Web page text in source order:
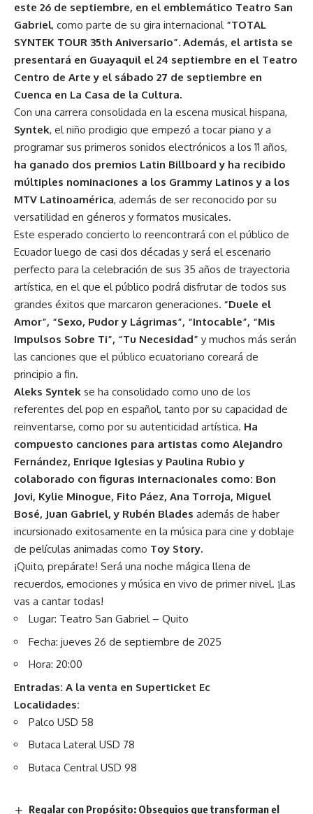
este 26 de septiembre, en el emblemático Teatro San
Gabriel, como parte de su gira internacional “TOTAL
SYNTEK TOUR 35th Aniversario”. Además, el artista se
presentará en Guayaquil el 24 septiembre en el Teatro
Centro de Arte y el sábado 27 de septiembre en
Cuenca en La Casa de la Cultura.
Con una carrera consolidada en la escena musical hispana,
Syntek, el niño prodigio que empezó a tocar piano y a
programar sus primeros sonidos electrónicos a los 11 años,
ha ganado dos premios Latin Billboard y ha recibido
múltiples nominaciones a los Grammy Latinos y a los
MTV Latinoamérica, además de ser reconocido por su
versatilidad en géneros y formatos musicales.
Este esperado concierto lo reencontrará con el público de
Ecuador luego de casi dos décadas y será el escenario
perfecto para la celebración de sus 35 años de trayectoria
artística, en el que el público podrá disfrutar de todos sus
grandes éxitos que marcaron generaciones. “Duele el
Amor”, “Sexo, Pudor y Lágrimas”, “Intocable”, “Mis
Impulsos Sobre Ti”, “Tu Necesidad” y muchos más serán
las canciones que el público ecuatoriano coreará de
principio a fin.
Aleks Syntek se ha consolidado como uno de los
referentes del pop en español, tanto por su capacidad de
reinventarse, como por su autenticidad artística. Ha
compuesto canciones para artistas como Alejandro
Fernández, Enrique Iglesias y Paulina Rubio y
colaborado con figuras internacionales como: Bon
Jovi, Kylie Minogue, Fito Páez, Ana Torroja, Miguel
Bosé, Juan Gabriel, y Rubén Blades además de haber
incursionado exitosamente en la música para cine y doblaje
de películas animadas como Toy Story.
¡Quito, prepárate! Será una noche mágica llena de
recuerdos, emociones y música en vivo de primer nivel. ¡Las
vas a cantar todas!
Lugar: Teatro San Gabriel – Quito
Fecha: jueves 26 de septiembre de 2025
Hora: 20:00
Entradas: A la venta en Superticket Ec
Localidades:
Palco USD 58
Butaca Lateral USD 78
Butaca Central USD 98
Regalar con Propósito: Obsequios que transforman el